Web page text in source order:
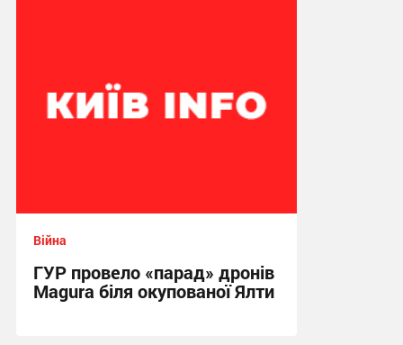
Війна
ГУР провело «парад» дронів
Magura біля окупованої Ялти